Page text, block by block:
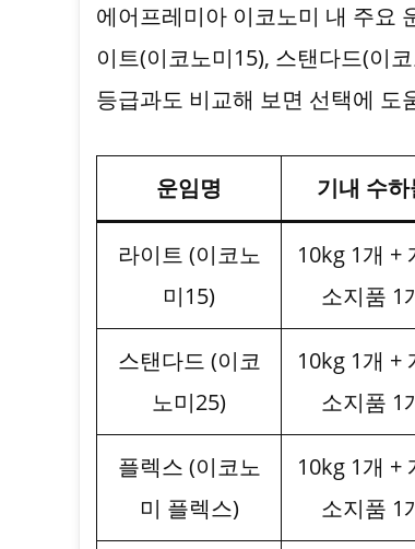
에어프레미아 이코노미 내 주요
이트(이코노미15), 스탠다드(이
등급과도 비교해 보면 선택에 도
운임명 기내 수하
라이트 (이코노
미15)
10kg 1개 +
소지품 1
스탠다드 (이코
노미25)
10kg 1개 +
소지품 1
플렉스 (이코노
미 플렉스)
10kg 1개 +
소지품 1